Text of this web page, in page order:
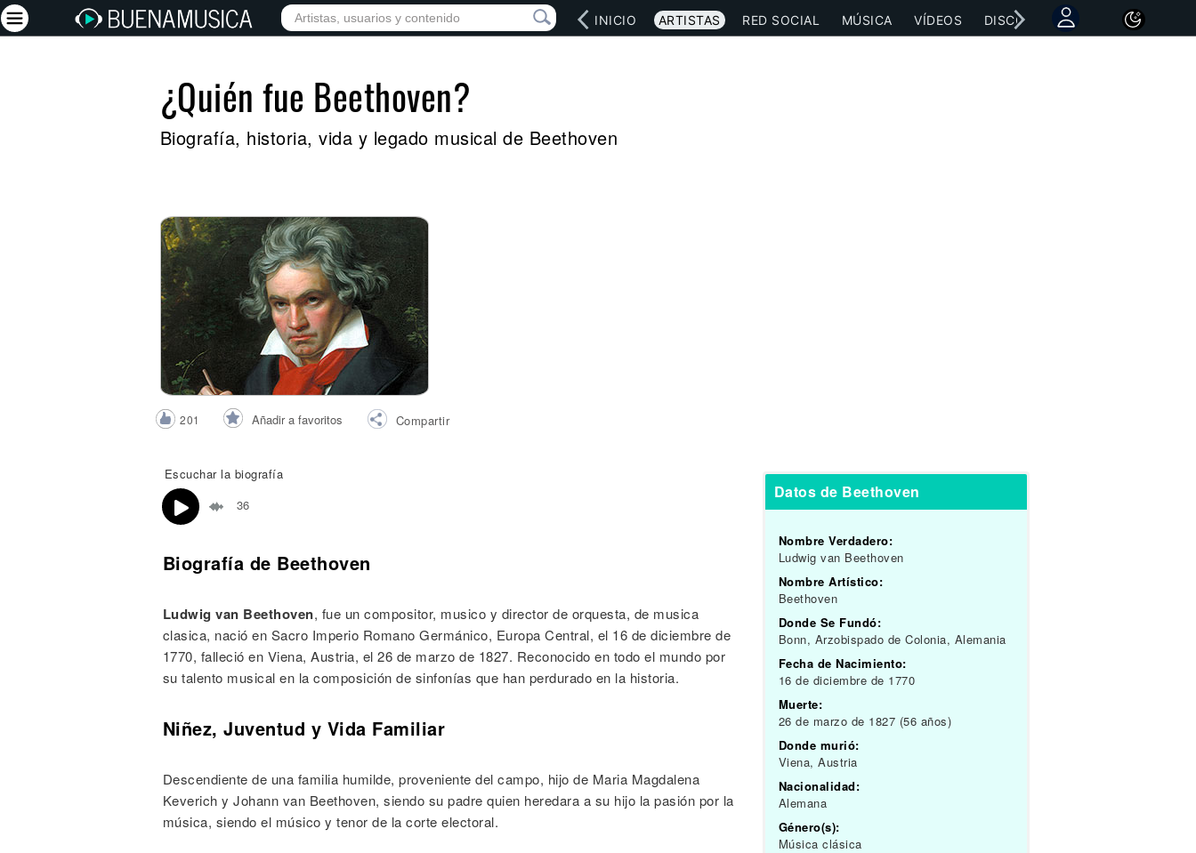
INICIO ARTISTAS RED SOCIAL MÚSICA VÍDEOS DISCOGRAFÍAS CONCIERTOS
¿Quién fue Beethoven?
Biografía, historia, vida y legado musical de Beethoven
201 Añadir a favoritos Compartir
Escuchar la biografía
36
Biografía de Beethoven
Ludwig van Beethoven, fue un compositor, musico y director de orquesta, de musica
clasica, nació en Sacro Imperio Romano Germánico, Europa Central, el 16 de diciembre de
1770, falleció en Viena, Austria, el 26 de marzo de 1827. Reconocido en todo el mundo por
su talento musical en la composición de sinfonías que han perdurado en la historia.
Niñez, Juventud y Vida Familiar
Descendiente de una familia humilde, proveniente del campo, hijo de Maria Magdalena
Keverich y Johann van Beethoven, siendo su padre quien heredara a su hijo la pasión por la
música, siendo el músico y tenor de la corte electoral.
Datos de Beethoven
Nombre Verdadero:
Ludwig van Beethoven
Nombre Artístico:
Beethoven
Donde Se Fundó:
Bonn, Arzobispado de Colonia, Alemania
Fecha de Nacimiento:
16 de diciembre de 1770
Muerte:
26 de marzo de 1827 (56 años)
Donde murió:
Viena, Austria
Nacionalidad:
Alemana
Género(s):
Música clásica